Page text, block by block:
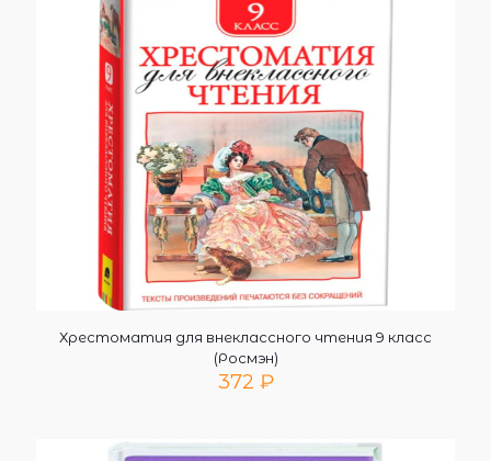
Хрестоматия для внеклассного чтения 9 класс
(Росмэн)
372 ₽